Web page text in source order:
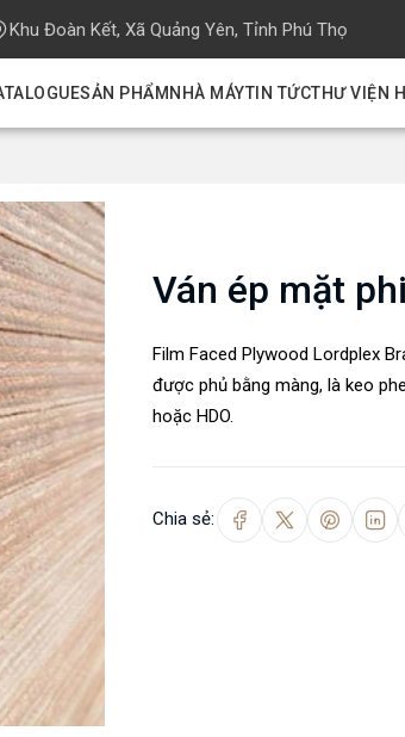
Khu Đoàn Kết, Xã Quảng Yên, Tỉnh Phú Thọ
SẢN PHẨM NHÀ MÁYTIN TỨCTHƯ VIỆN
Ván ép mặt
Film Faced Plywood Lordplex
được phủ bằng màng, là keo
hoặc HDO.
Chia sẻ: